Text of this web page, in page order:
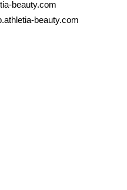
beauty.com
beauty.com